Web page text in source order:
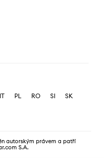
IT PL RO SI
SK
autorským právem a patří
S.A.